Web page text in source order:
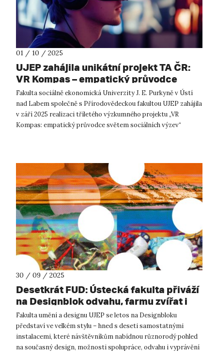
01 / 10 / 2025
UJEP zahájila unikátní projekt TA ČR:
VR Kompas – empatický průvodce
světem sociálních výzev
Fakulta sociálně ekonomická Univerzity J. E. Purkyně v Ústí
nad Labem společně s Přírodovědeckou fakultou UJEP zahájila
v září 2025 realizaci tříletého výzkumného projektu „VR
Kompas: empatický průvodce světem sociálních výzev“
30 / 09 / 2025
Desetkrát FUD: Ústecká fakulta přiváží
na Designblok odvahu, farmu zvířat i
zavlažovací systém inspirovaný
žížalami
Fakulta umění a designu UJEP se letos na Designbloku
představí ve velkém stylu – hned s deseti samostatnými
instalacemi, které návštěvníkům nabídnou různorodý pohled
na současný design, možnosti spolupráce, odvahu i vyprávění